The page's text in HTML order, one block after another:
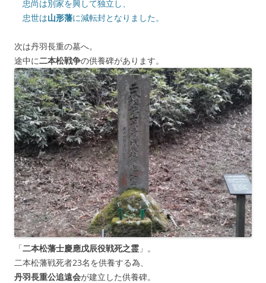
忠尚は別家を興して独立し、
忠世は山形藩に減転封となりました。
次は丹羽長重の墓へ。
途中に二本松戦争の供養碑があります。
「二本松藩士慶應戊辰役戦死之霊 」。
二本松藩戦死者23名を供養する為、
丹羽長重公追遠会が建立した供養碑。